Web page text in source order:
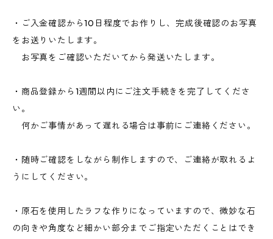
・ご入金確認から10日程度でお作りし、完成後確認のお写真
をお送りいたします。
お写真をご確認いただいてから発送いたします。
・商品登録から1週間以内にご注文手続きを完了してくださ
い。
何かご事情があって遅れる場合は事前にご連絡ください。
・随時ご確認をしながら制作しますので、ご連絡が取れるよ
うにしてください。
・原石を使用したラフな作りになっていますので、微妙な石
の向きや角度など細かい部分までご指定いただくことはでき